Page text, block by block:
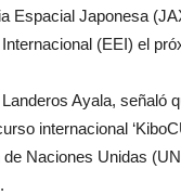
Espacial Japonesa
(EEI) el
Ayala, señaló
internacional
Naciones Unidas